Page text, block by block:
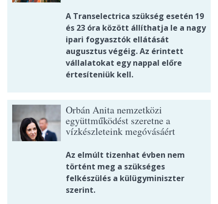
A Transelectrica szükség esetén 19
és 23 óra között állíthatja le a nagy
ipari fogyasztók ellátását
augusztus végéig. Az érintett
vállalatokat egy nappal előre
értesíteniük kell.
Orbán Anita nemzetközi
együttműködést szeretne a
vízkészleteink megóvásáért
Az elmúlt tizenhat évben nem
történt meg a szükséges
felkészülés a külügyminiszter
szerint.